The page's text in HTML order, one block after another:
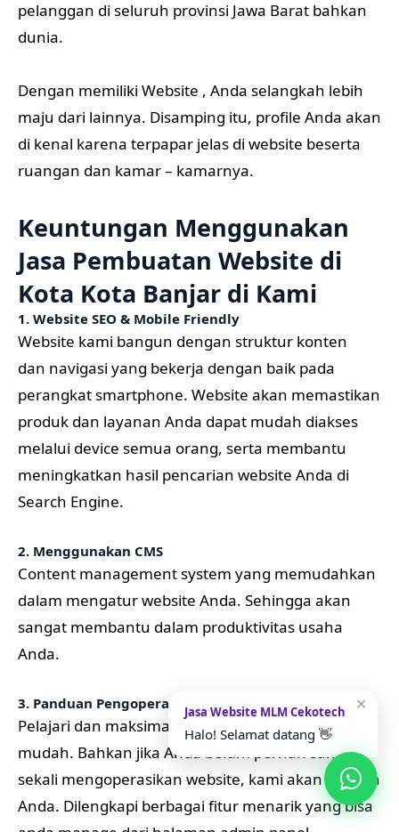
ruangan dan kamar – kamarnya.
Jasa Pembuatan Website di
Kota Kota Banjar di Kami
Website kami bangun dengan struktur konten
perangkat smartphone. Website akan memastikan
produk dan layanan Anda dapat mudah diakses
melalui device semua orang, serta membantu
meningkatkan hasil pencarian website Anda di
Search Engine.
2. Menggunakan CMS
Content management system yang memudahkan
dalam mengatur website Anda. Sehingga akan
sangat membantu dalam produktivitas usaha
Anda.
3. Panduan Pengoperasian Website
Pelajari dan maksimalkan website Anda dengan
mudah. Bahkan jika Anda belum pernah sama
sekali mengoperasikan website, kami akan melatih
Anda. Dilengkapi berbagai fitur menarik yang bisa
4. Pembuatan Cepat dan Profesional
Proses pembuatan website relatif cepat dan
profesional, kami memperhatikan penyusunan
konten yang menarik dan berorientasi penjualan
demi mendukung kesuksesan usaha Anda.
✕
Jasa Website MLM Cekotech
Halo! Selamat datang 👋